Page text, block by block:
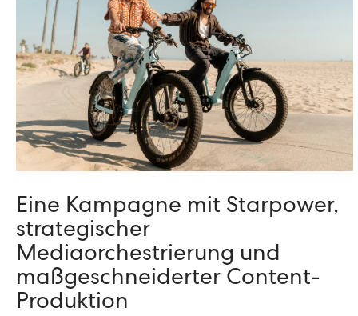
Eine Kampagne mit Starpower,
strategischer
Mediaorchestrierung und
maßgeschneiderter Content-
Produktion